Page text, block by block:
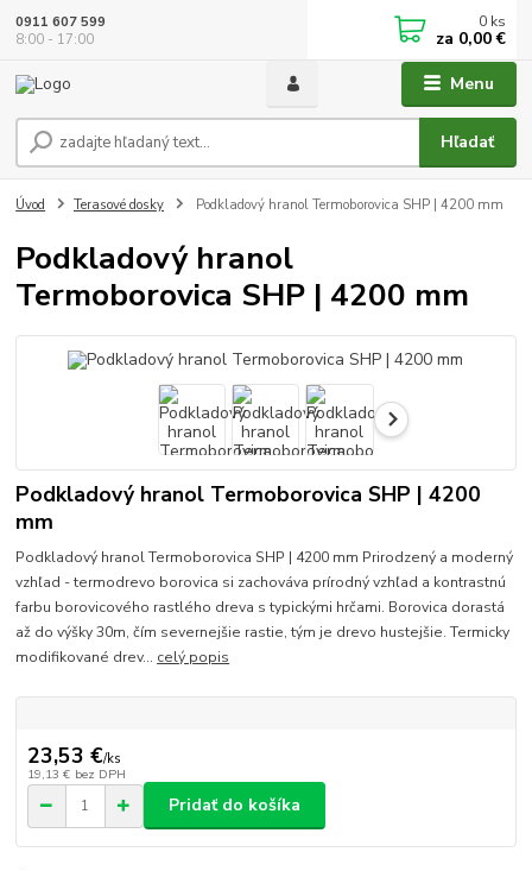
Menu
Hľadať
0911 607 599
8:00 - 17:00
0 ks
za 0,00 €
Úvod Terasové dosky Podkladový hranol Termoborovica SHP | 4200 mm
Podkladový hranol
Termoborovica SHP | 4200 mm
Podkladový hranol Termoborovica SHP | 4200
mm
Podkladový hranol Termoborovica SHP | 4200 mm Prirodzený a moderný
vzhľad - termodrevo borovica si zachováva prírodný vzhľad a kontrastnú
farbu borovicového rastlého dreva s typickými hrčami. Borovica dorastá
až do výšky 30m, čím severnejšie rastie, tým je drevo hustejšie. Termicky
modifikované drev... celý popis
23,53 €/ks
19,13 € bez DPH
Pridať do košíka